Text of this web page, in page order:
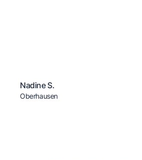
Nadine S.
Oberhausen